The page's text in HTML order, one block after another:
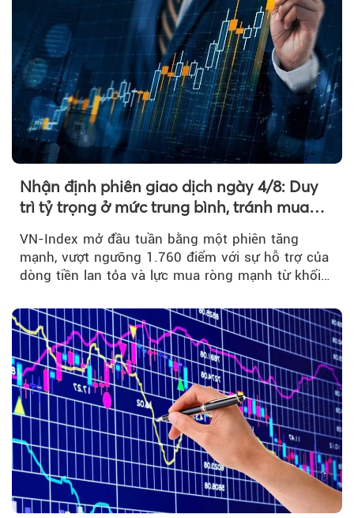
Nhận định phiên giao dịch ngày 4/8: Duy
trì tỷ trọng ở mức trung bình, tránh mua
VN-Index mở đầu tuần bằng một phiên tăng
mạnh, vượt ngưỡng 1.760 điểm với sự hỗ trợ của
dòng tiền lan tỏa và lực mua ròng mạnh từ khối